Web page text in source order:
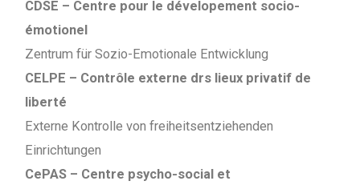
CDSE – Centre pour le dévelopement socio-
émotionel
Zentrum für Sozio-Emotionale Entwicklung
CELPE – Contrôle externe drs lieux privatif de
liberté
Externe Kontrolle von freiheitsentziehenden
Einrichtungen
CePAS – Centre psycho-social et